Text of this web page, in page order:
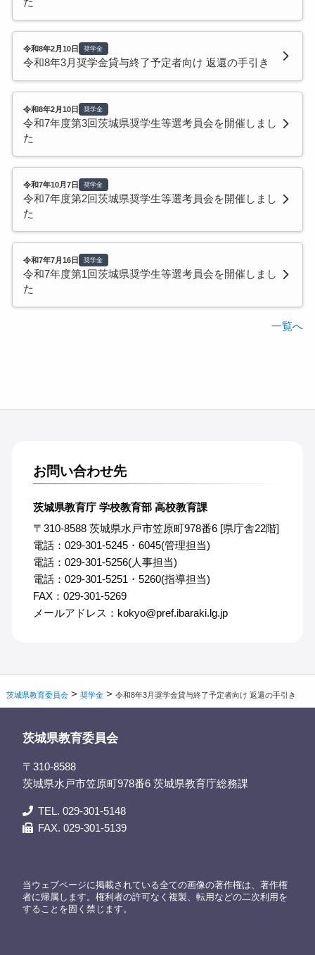
令和8年2月10日 奨学金
令和8年3月奨学金貸与終了予定者向け 返還の手引き
令和8年2月10日 奨学金
令和7年度第3回茨城県奨学生等選考員会を開催しまし
た
令和7年10月7日 奨学金
令和7年度第2回茨城県奨学生等選考員会を開催しまし
た
令和7年7月16日 奨学金
令和7年度第1回茨城県奨学生等選考員会を開催しまし
た
一覧へ
お問い合わせ先
茨城県教育庁 学校教育部 高校教育課
〒310-8588 茨城県水戸市笠原町978番6 [県庁舎22階]
電話：029-301-5245・6045(管理担当)
電話：029-301-5256(人事担当)
電話：029-301-5251・5260(指導担当)
FAX：029-301-5269
メールアドレス：kokyo@pref.ibaraki.lg.jp
茨城県教育委員会 >奨学金 >令和8年3月奨学金貸与終了予定者向け 返還の手引き
茨城県教育委員会
〒310-8588
茨城県水戸市笠原町978番6 茨城県教育庁総務課
TEL. 029-301-5148
FAX. 029-301-5139
当ウェブページに掲載されている全ての画像の著作権は、著作権
者に帰属します。権利者の許可なく複製、転用などの二次利用を
することを固く禁じます。